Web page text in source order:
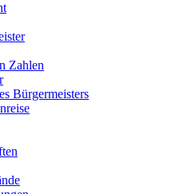
Zahlen
Bürgermeisters